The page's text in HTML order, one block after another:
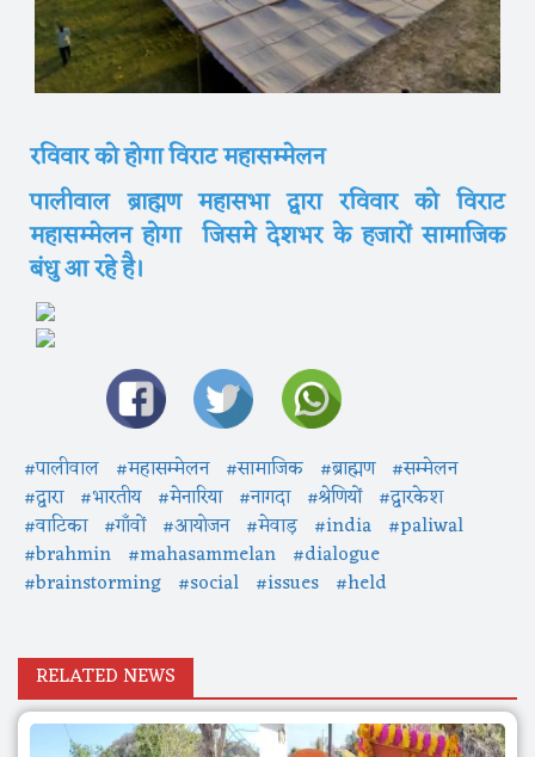
रविवार को होगा विराट महासम्मेलन
पालीवाल ब्राह्मण महासभा द्वारा रविवार को विराट
महासम्मेलन होगा जिसमे देशभर के हजारों सामाजिक
बंधु आ रहे है।
#पालीवाल #महासम्मेलन #सामाजिक #ब्राह्मण #सम्मेलन
#द्वारा #भारतीय #मेनारिया #नागदा #श्रेणियों #द्वारकेश
#वाटिका #गाँवों #आयोजन #मेवाड़ #india #paliwal
#brahmin #mahasammelan #dialogue
#brainstorming #social #issues #held
RELATED NEWS